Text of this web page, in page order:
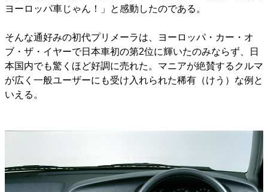
ヨーロッパ車じゃん！」と感動したのである。
そんな通好みの初代プリメーラは、ヨーロッパ・カー・オ
ブ・ザ・イヤーで日本車初の第2位に輝いたのみならず、日
本国内でも驚くほど好調に売れた。マニアが絶賛するクルマ
が広く一般ユーザーにも受け入れられた稀有（けう）な例と
いえる。